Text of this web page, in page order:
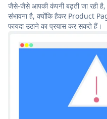
जैसे-जैसे आपकी कंपनी बढ़ती जा रही
संभावना है, क्योंकि हैकर Product
फायदा उठाने का प्रयास कर सकते हैं।